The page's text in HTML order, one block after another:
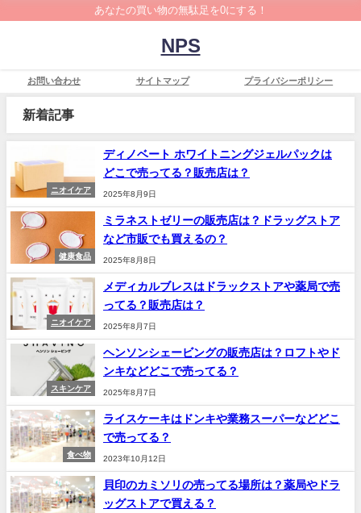
あなたの買い物の無駄足を0にする！
NPS
お問い合わせ サイトマップ プライバシーポリシー
新着記事
ニオイケア
ディノベート ホワイトニングジェルパックは
どこで売ってる？販売店は？
2025年8月9日
健康食品
ミラネストゼリーの販売店は？ドラッグストア
など市販でも買えるの？
2025年8月8日
ニオイケア
メディカルブレスはドラックストアや薬局で売
ってる？販売店は？
2025年8月7日
スキンケア
ヘンソンシェービングの販売店は？ロフトやド
ンキなどどこで売ってる？
2025年8月7日
食べ物
ライスケーキはドンキや業務スーパーなどどこ
で売ってる？
2023年10月12日
貝印のカミソリの売ってる場所は？薬局やドラ
ッグストアで買える？